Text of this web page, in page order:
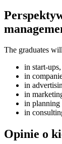
The graduates
in start-
in
in
in
in planning
in
Opinie o